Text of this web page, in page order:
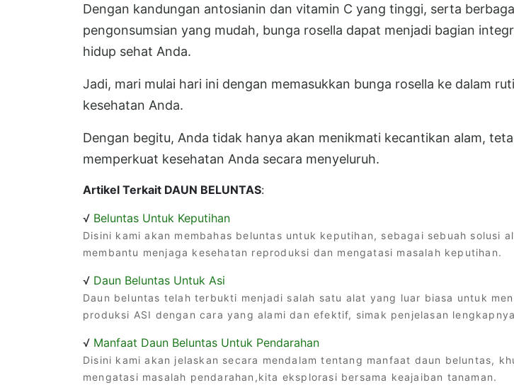
Dengan kandungan antosianin dan vitamin C yang tinggi, serta
pengonsumsian yang mudah, bunga rosella dapat menjadi bagian
hidup sehat Anda.
Jadi, mari mulai hari ini dengan memasukkan bunga rosella ke dalam
kesehatan Anda.
Dengan begitu, Anda tidak hanya akan menikmati kecantikan alam,
memperkuat kesehatan Anda secara menyeluruh.
Artikel Terkait DAUN BELUNTAS:
√ Beluntas Untuk Keputihan
Disini kami akan membahas beluntas untuk keputihan, sebagai sebuah solusi
membantu menjaga kesehatan reproduksi dan mengatasi masalah keputihan.
√ Daun Beluntas Untuk Asi
Daun beluntas telah terbukti menjadi salah satu alat yang luar biasa untuk
produksi ASI dengan cara yang alami dan efektif, simak penjelasan lengkapnya
√ Manfaat Daun Beluntas Untuk Pendarahan
Disini kami akan jelaskan secara mendalam tentang manfaat daun beluntas,
mengatasi masalah pendarahan,kita eksplorasi bersama keajaiban tanaman.